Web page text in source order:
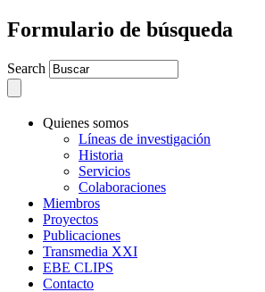
Formulario de búsqueda
Search
Quienes somos
Líneas de investigación
Historia
Servicios
Colaboraciones
Miembros
Proyectos
Publicaciones
Transmedia XXI
EBE CLIPS
Contacto